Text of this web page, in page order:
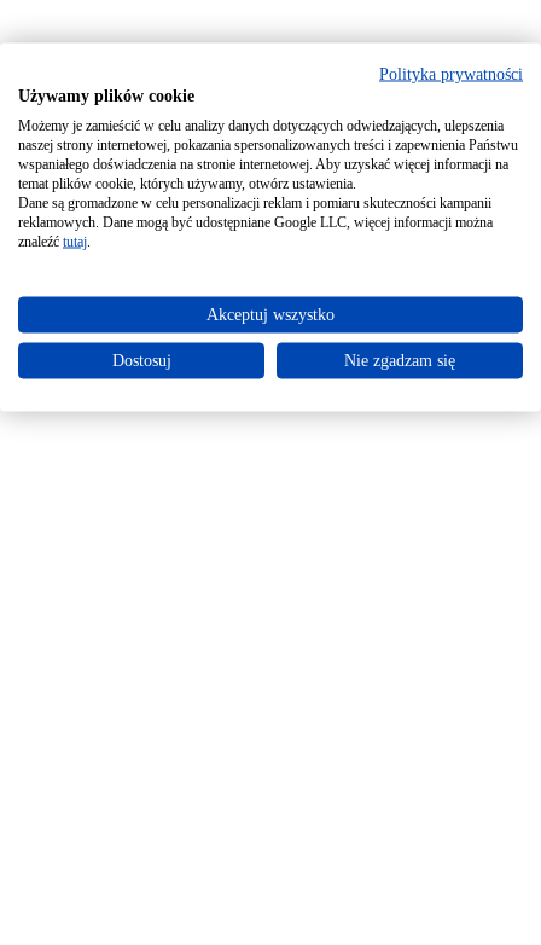
Polityka prywatności
Używamy plików cookie
Możemy je zamieścić w celu analizy danych dotyczących odwiedzających, ulepszenia
naszej strony internetowej, pokazania spersonalizowanych treści i zapewnienia Państwu
wspaniałego doświadczenia na stronie internetowej. Aby uzyskać więcej informacji na
temat plików cookie, których używamy, otwórz ustawienia.
Dane są gromadzone w celu personalizacji reklam i pomiaru skuteczności kampanii
reklamowych. Dane mogą być udostępniane Google LLC, więcej informacji można
znaleźć tutaj
Akceptuj wszystko
Dostosuj Nie zgadzam się